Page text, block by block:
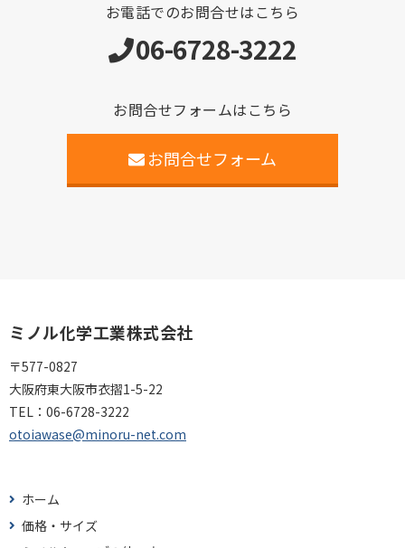
お電話でのお問合せはこちら
06-6728-3222
お問合せフォームはこちら
お問合せフォーム
ミノル化学工業株式会社
〒577-0827
大阪府東大阪市衣摺1-5-22
TEL： 06-6728-3222
otoiawase@minoru-net.com
ホーム
価格・サイズ